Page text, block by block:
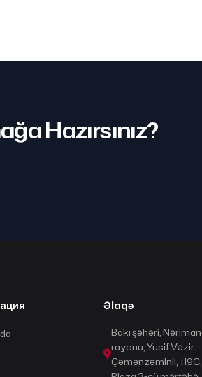
Hazırsınız?
Əlaqə
Bakı şəhəri,
rayonu, Yusif Vəzir
Çəmənzəminli,